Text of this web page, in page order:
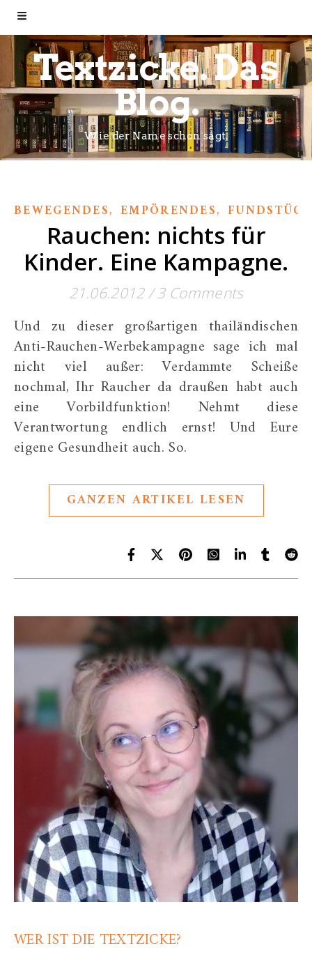
Textzicke. Das
Blog.
Wie der Name schon sagt.
BEWEGENDES, EMPÖRENDES,
Rauchen: nichts für
Kinder. Eine Kampagne.
21.06.2012/ 3 Comments
Und zu dieser großartigen thailändischen
Anti-Rauchen-Werbekampagne sage ich mal
nicht viel außer: Verdammte Scheiße
nochmal, Ihr Raucher da draußen habt auch
eine Vorbildfunktion! Nehmt diese
Verantwortung endlich ernst! Und Eure
eigene Gesundheit auch. So.
GANZEN ARTIKEL LESEN
WER IST DIE TEXTZICKE?